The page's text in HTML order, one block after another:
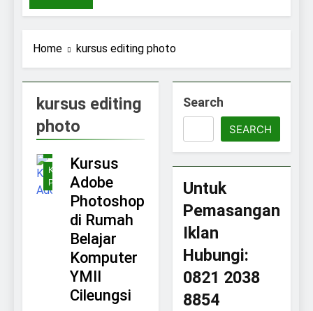
Home kursus editing photo
kursus editing
photo
KURSUS
GRAFIS
KURSUS
EDITING
KURSUS
PHOTOSHOP
Kursus
Adobe
Photoshop
di Rumah
Belajar
Komputer
YMII
Cileungsi
Search
SEARCH
Untuk
Pemasangan
Iklan
Hubungi:
0821 2038
8854